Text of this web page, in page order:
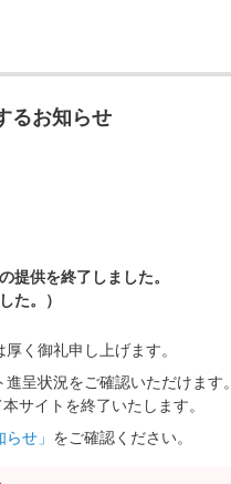
るお知らせ
提供を終了しました。
た。）
く御礼申し上げます。
進呈状況をご確認いただけます。
サイトを終了いたします。
せ」 をご確認ください。